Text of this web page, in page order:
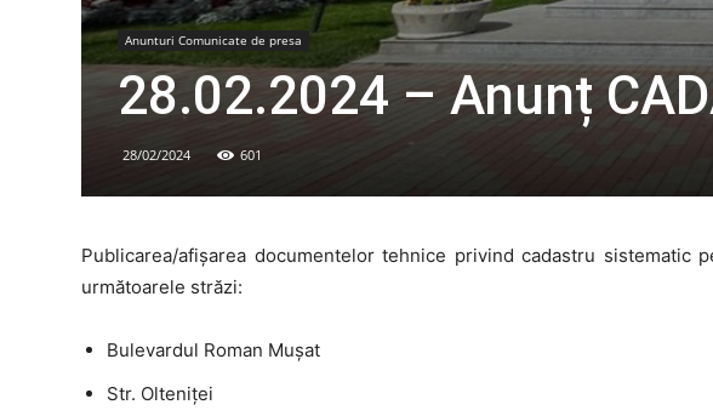
Anunturi Comunicate de presa
28.02.2024 – Anunț
28/02/2024 601
Publicarea/afișarea documentelor tehnice privind cadastru sistematic
următoarele străzi:
Bulevardul Roman Mușat
Str. Olteniței